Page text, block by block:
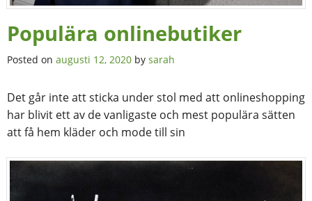
Populära onlinebutiker
Posted on augusti 12, 2020 by sarah
Det går inte att sticka under stol med att onlineshopping
har blivit ett av de vanligaste och mest populära sätten
att få hem kläder och mode till sin